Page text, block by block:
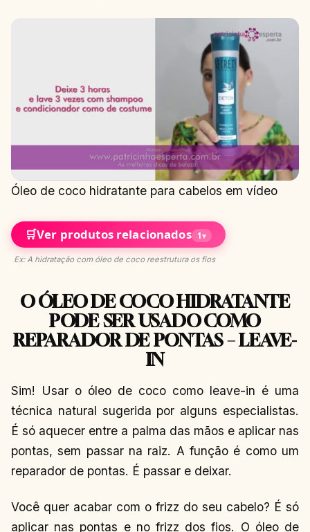
Óleo de coco hidratante para cabelos em vídeo
🛒Ver produtos relacionados 1▾
Ex: A hidratação com óleo de coco reestrutura os fios
O ÓLEO DE COCO HIDRATANTE
PODE SER USADO COMO
REPARADOR DE PONTAS – LEAVE-
IN
Sim! Usar o óleo de coco como leave-in é uma
técnica natural sugerida por alguns especialistas.
É só aquecer entre a palma das mãos e aplicar nas
pontas, sem passar na raiz. A função é como um
reparador de pontas. É passar e deixar.
Você quer acabar com o frizz do seu cabelo? É só
aplicar nas pontas e no frizz dos fios. O óleo de